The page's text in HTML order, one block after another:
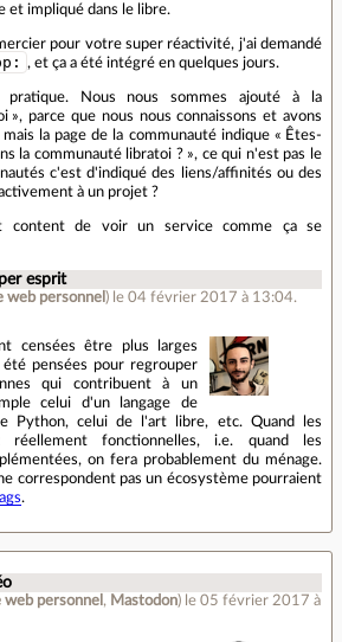
et impliqué dans le libre.
pour votre super réactivité, j'ai demandé
, et ça a été intégré en quelques jours.
pratique. Nous nous sommes ajouté à la
», parce que nous nous connaissons et avons
la page de la communauté indique « Êtes-
la communauté libratoi ? », ce qui n'est pas le
c'est d'indiqué des liens/affinités ou des
à un projet ?
content de voir un service comme ça se
esprit
web personnel ) le 04 février 2017 à 13:04.
censées être plus larges
pensées pour regrouper
qui contribuent à un
celui d'un langage de
Python, celui de l'art libre, etc. Quand les
réellement fonctionnelles, i.e. quand les
on fera probablement du ménage.
correspondent pas un écosystème pourraient
.
web personnel , Mastodon) le 05 février 2017 à